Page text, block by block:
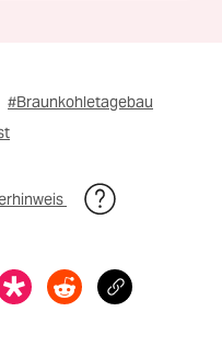
#Braunkohletagebau